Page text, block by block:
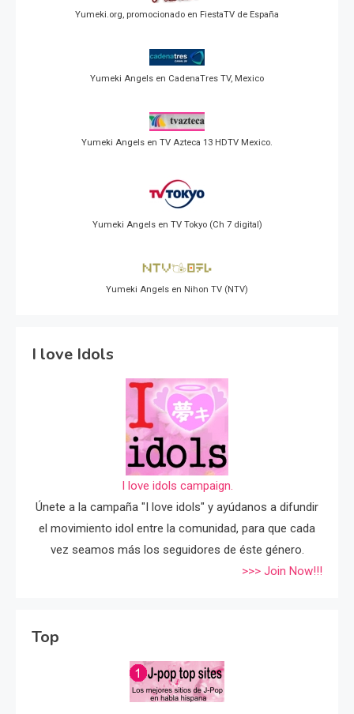
Yumeki.org, promocionado en FiestaTV de España
Yumeki Angels en CadenaTres TV, Mexico
Yumeki Angels en TV Azteca 13 HDTV Mexico.
Yumeki Angels en TV Tokyo (Ch 7 digital)
Yumeki Angels en Nihon TV (NTV)
I love Idols
I love idols campaign.
Únete a la campaña "I love idols" y ayúdanos a difundir
el movimiento idol entre la comunidad, para que cada
vez seamos más los seguidores de éste género.
>>> Join Now!!!
Top